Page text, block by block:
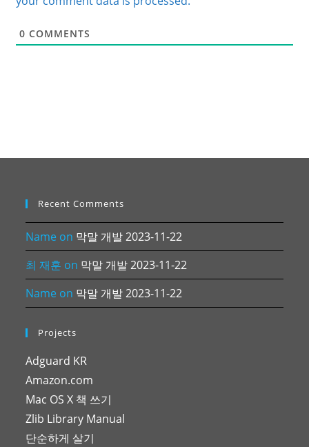
0 COMMENTS
Recent Comments
Name on 막말 개발 2023-11-22
최 재훈 on 막말 개발 2023-11-22
Name on 막말 개발 2023-11-22
Projects
Adguard KR
Amazon.com
Mac OS X 책 쓰기
Zlib Library Manual
단순하게 살기